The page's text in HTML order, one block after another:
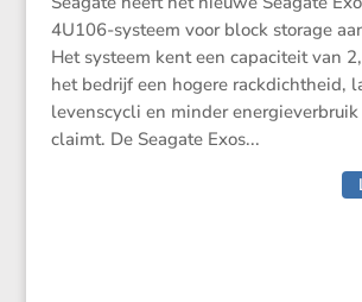
4U106-systeem voor block storage
Het systeem kent een capaciteit van
het bedrijf een hogere rackdichtheid,
levenscycli en minder
claimt. De Seagate Exos...